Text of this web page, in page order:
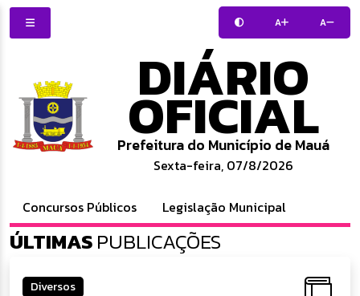
A A
DIÁRIO
OFICIAL
Prefeitura do Município de Mauá
Sexta-feira, 07/8/2026
Concursos Públicos Legislação Municipal
ÚLTIMASPUBLICAÇÕES
Diversos